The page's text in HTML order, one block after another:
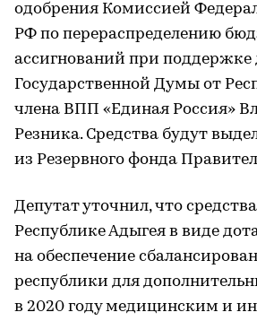
одобрения Комиссией
РФ по перераспределению
ассигнований при поддержке
Государственной Думы от
члена ВПП «Единая Россия»
Резника. Средства будут
из Резервного фонда
Депутат уточнил, что
Республике Адыгея в виде
на обеспечение
республики для
в 2020 году медицинским и